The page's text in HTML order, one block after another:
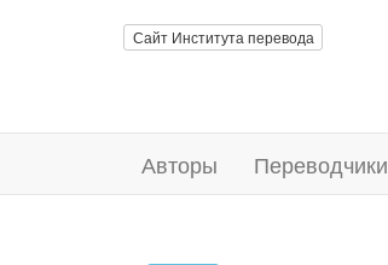
Сайт Института перевода
Авторы Переводчики